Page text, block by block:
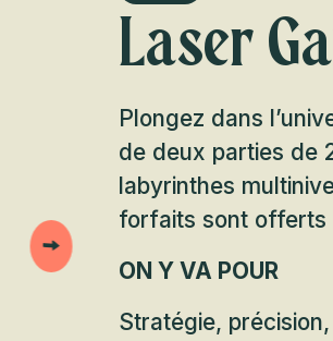
Laser
Plongez dans
de deux parties de
labyrinthes
forfaits sont offerts
ON Y VA POUR
Stratégie,